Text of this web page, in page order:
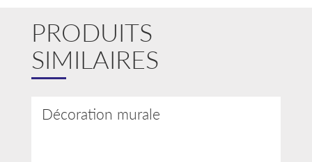
PRODUITS
SIMILAIRES
Décoration murale